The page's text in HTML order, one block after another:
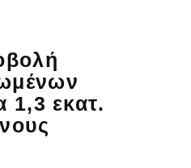
1,3 εκατ.